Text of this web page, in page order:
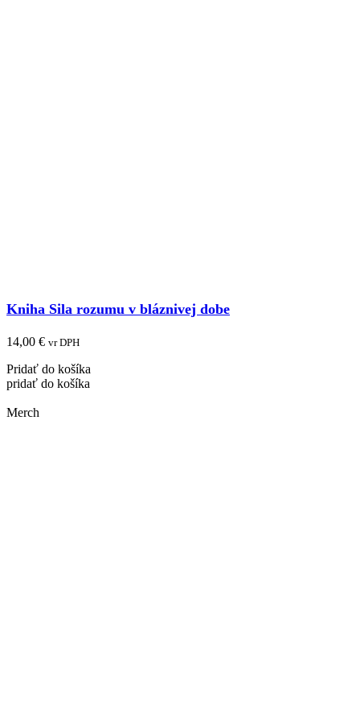
Kniha Sila rozumu v bláznivej dobe
14,00 € vr DPH
Pridať do košíka
pridať do košíka
Merch